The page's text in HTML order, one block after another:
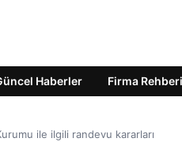
Haberler Firma Rehberi
ile ilgili randevu kararları